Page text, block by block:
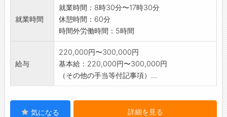
就業時間
就業時間：8時30分〜17時30分
休憩時間：60分
時間外労働時間：5時間
給与
220,000円〜300,000円
基本給：220,000円〜300,000円
（その他の手当等付記事項）...
気になる 詳細を見る